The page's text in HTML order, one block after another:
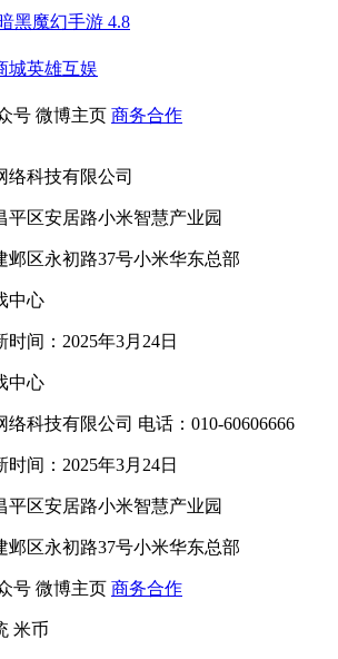
黑魔幻手游 4.8
城英雄互娱
号 微博主页 商务合作
络科技有限公司
平区安居路小米智慧产业园
邺区永初路37号小米华东总部
中心
时间：2025年3月24日
中心
科技有限公司 电话：010-60606666
时间：2025年3月24日
平区安居路小米智慧产业园
邺区永初路37号小米华东总部
号 微博主页 商务合作
米币